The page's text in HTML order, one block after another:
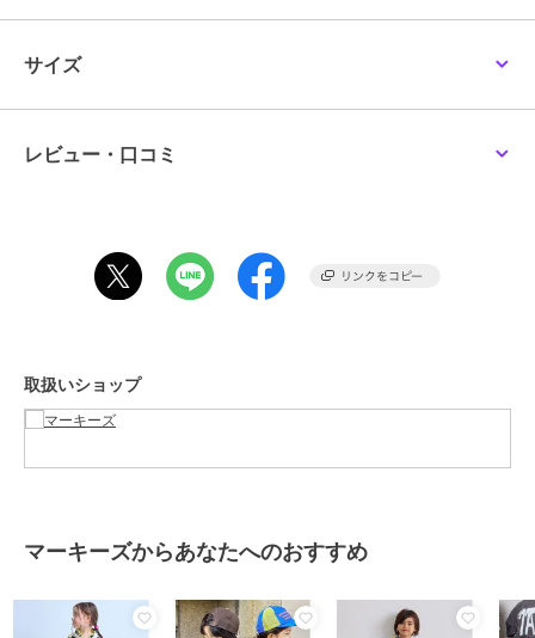
表面に凹凸のあるワッフル素材を使用。
伸びがよく、やわらかな肌触りで着心地も快適。
透け感：なし
※ネームタグ付き
いいたします。
合がございます。予めご理解の程よろしくお願いいたします。
ハートマークをポチッ！
気になる商品はお気に入り登録をお忘れなく！
サイズ
レビュー・口コミ
取扱いショップ
マーキーズからあなたへのおすすめ